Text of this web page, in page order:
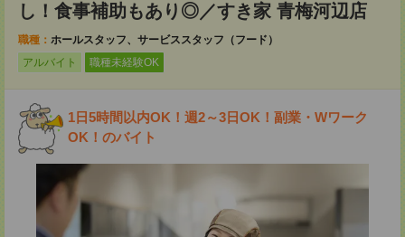
し！食事補助もあり◎／すき家 青梅河辺店
職種： ホールスタッフ、サービススタッフ（フード）
アルバイト
職種未経験OK
1日5時間以内OK！週2～3日OK！副業・Wワーク
OK！のバイト